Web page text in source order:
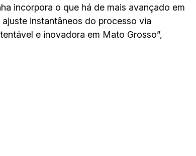
incorpora o que há de mais avançado em
instantâneos do processo via
e inovadora em Mato Grosso”,